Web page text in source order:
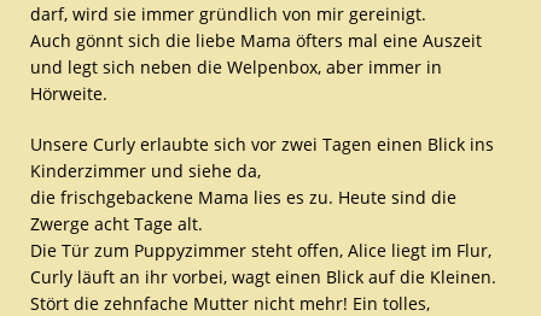
darf, wird sie immer gründlich von mir gereinigt.
Auch gönnt sich die liebe Mama öfters mal eine Auszeit
und legt sich neben die Welpenbox, aber immer in
Hörweite.
Unsere Curly erlaubte sich vor zwei Tagen einen Blick ins
Kinderzimmer und siehe da,
die frischgebackene Mama lies es zu. Heute sind die
Zwerge acht Tage alt.
Die Tür zum Puppyzimmer steht offen, Alice liegt im Flur,
Curly läuft an ihr vorbei, wagt einen Blick auf die Kleinen.
Stört die zehnfache Mutter nicht mehr! Ein tolles,